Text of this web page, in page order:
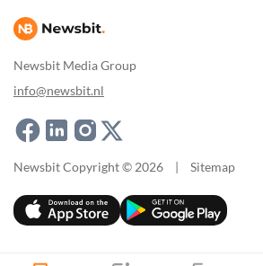
Newsbit Media Group
info@newsbit.nl
Newsbit Copyright © 2026 Sitemap